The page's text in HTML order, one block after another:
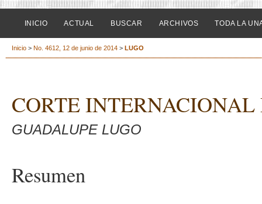
INICIO ACTUAL BUSCAR ARCHIVOS TODA LA
Inicio > No. 4612, 12 de junio de 2014 > LUGO
CORTE
GUADALUPE LUGO
Resumen